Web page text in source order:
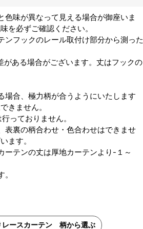
味が異なって見える場合が御座いま
を必ずご確認ください。
フックのレール取付け部分から測った
ある場合がございます。丈はフックの
場合、極力柄が合うようにいたします
きません。
っておりません。
表裏の柄合わせ・色合わせはできませ
ます。
ーテンの丈は厚地カーテンより-１～
レースカーテン 柄から選ぶ